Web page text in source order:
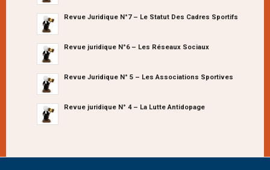
Revue Juridique N°7 – Le Statut Des Cadres Sportifs
Revue juridique N°6 – Les Réseaux Sociaux
Revue Juridique N° 5 – Les Associations Sportives
Revue juridique N° 4 – La Lutte Antidopage